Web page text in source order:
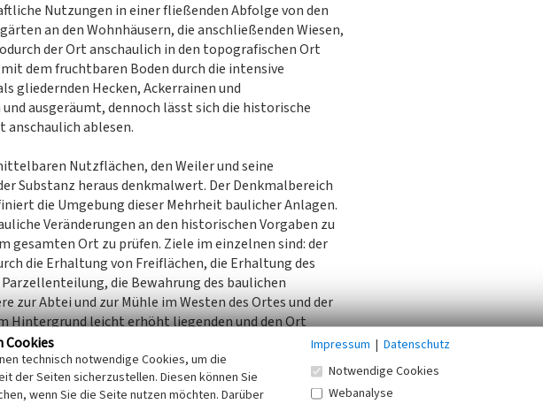
Nutzungen in einer fließenden Abfolge von den
an den Wohnhäusern, die anschließenden Wiesen,
der Ort anschaulich in den topografischen Ort
dem fruchtbaren Boden durch die intensive
gliedernden Hecken, Ackerrainen und
ausgeräumt, dennoch lässt sich die historische
anschaulich ablesen.
Nutzflächen, den Weiler und seine
Substanz heraus denkmalwert. Der Denkmalbereich
die Umgebung dieser Mehrheit baulicher Anlagen.
Veränderungen an den historischen Vorgaben zu
Ort zu prüfen. Ziele im einzelnen sind: der
die Erhaltung von Freiflächen, die Erhaltung des
die Bewahrung des baulichen
zur Abtei und zur Mühle im Westen des Ortes und der
Hintergrund leicht erhöht liegenden und den Ort
des Außenraumes sind umgrenzende Mauern, die
und erhaltene markante Einzelbäume am Ortsrand.
mit der wirtschaftlichen Versorgung des Klosters in
Cookies
technisch notwendige Cookies, um die
der Seiten sicherzustellen. Diesen können Sie
wenn Sie die Seite nutzen möchten. Darüber
Impressum | Datenschutz
Notwendige Cookies
Webanalyse